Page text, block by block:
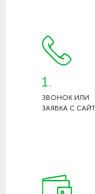
1.
ЗВОНОК ИЛИ
ЗАЯВКА С